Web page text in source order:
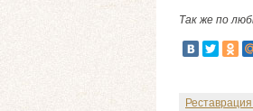
Так же по